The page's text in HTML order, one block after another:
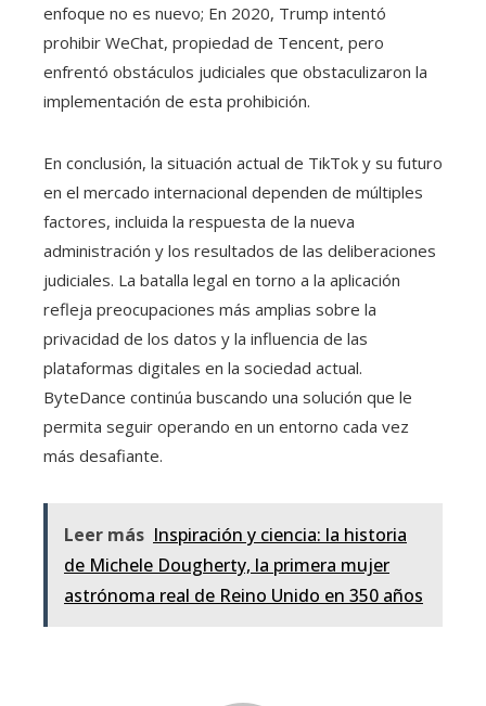
enfoque no es nuevo; En 2020, Trump intentó
prohibir WeChat, propiedad de Tencent, pero
enfrentó obstáculos judiciales que obstaculizaron la
implementación de esta prohibición.
En conclusión, la situación actual de TikTok y su futuro
en el mercado internacional dependen de múltiples
factores, incluida la respuesta de la nueva
administración y los resultados de las deliberaciones
judiciales. La batalla legal en torno a la aplicación
refleja preocupaciones más amplias sobre la
privacidad de los datos y la influencia de las
plataformas digitales en la sociedad actual.
ByteDance continúa buscando una solución que le
permita seguir operando en un entorno cada vez
más desafiante.
Leer más Inspiración y ciencia: la historia
de Michele Dougherty, la primera mujer
astrónoma real de Reino Unido en 350 años